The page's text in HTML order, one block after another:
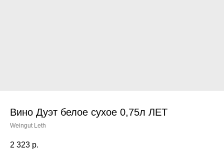
Вино Дуэт белое сухое 0,75л ЛЕТ
Weingut Leth
2 323 р.